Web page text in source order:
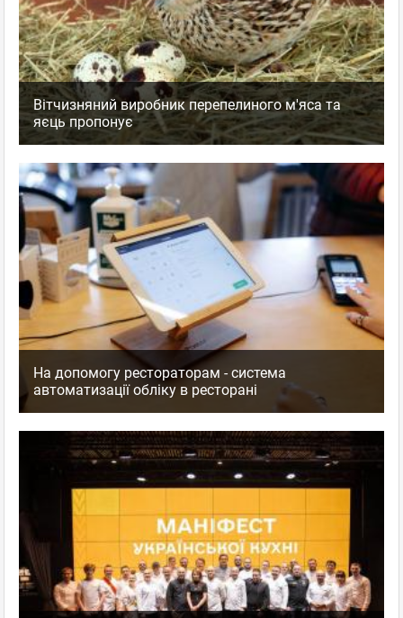
Вітчизняний виробник перепелиного м'яса та
яєць пропонує
На допомогу рестораторам - система
автоматизації обліку в ресторані